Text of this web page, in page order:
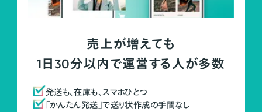
売上が増えても
1日30分以内で運営する人が多数
発送も、在庫も、スマホひとつ
「かんたん発送」で送り状作成の手間なし